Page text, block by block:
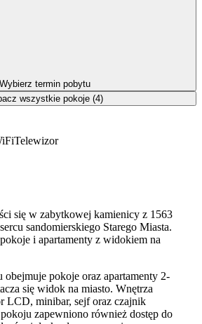
Telewizor
się w zabytkowej kamienicy z 1563
sandomierskiego Starego Miasta.
i apartamenty z widokiem na
obejmuje pokoje oraz apartamenty 2-
się widok na miasto. Wnętrza
LCD, minibar, sejf oraz czajnik
zapewniono również dostęp do
Wybierz termin pobytu
wszystkie pokoje (4)